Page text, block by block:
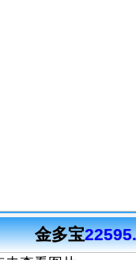
金多宝